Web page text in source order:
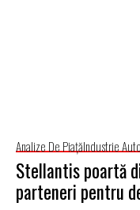
Analize De PiațăIndustrie Auto
Stellantis poartă
parteneri pentru